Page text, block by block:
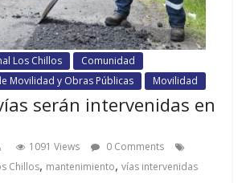
Los Chillos
Comunidad
Movilidad y Obras Públicas
Movilidad
serán intervenidas en
1091 Views
0 Comments
Chillos, mantenimiento,vías intervenidas